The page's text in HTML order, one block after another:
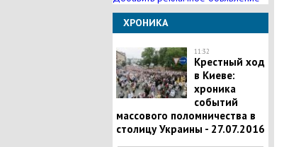
ХРОНИКА
11:32
Крестный ход
в Киеве:
хроника
событий
массового поломничества в
столицу Украины - 27.07.2016